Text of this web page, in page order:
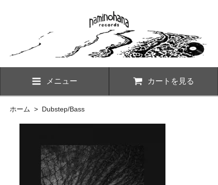
メニュー カートを見る
ホーム > Dubstep/Bass